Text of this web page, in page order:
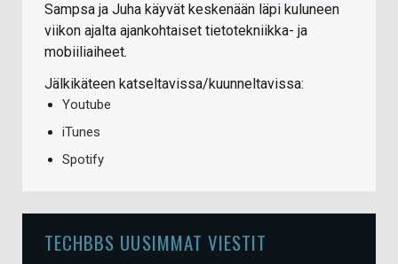
Sampsa ja Juha käyvät keskenään läpi kuluneen
viikon ajalta ajankohtaiset tietotekniikka- ja
mobiiliaiheet.
Jälkikäteen katseltavissa/kuunneltavissa:
Youtube
iTunes
Spotify
TECHBBS UUSIMMAT VIESTIT